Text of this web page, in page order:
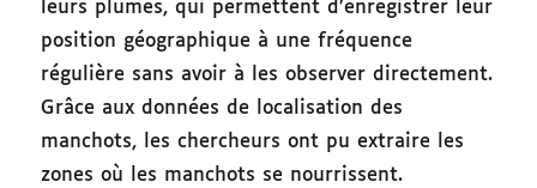
leurs plumes, qui permettent d’enregistrer leur
position géographique à une fréquence
régulière sans avoir à les observer directement.
Grâce aux données de localisation des
manchots, les chercheurs ont pu extraire les
zones où les manchots se nourrissent.